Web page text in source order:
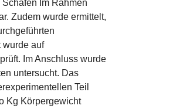
Im Rahmen
Zudem wurde ermittelt,
wurde auf
Im Anschluss wurde
untersucht. Das
Teil
Kg Körpergewicht